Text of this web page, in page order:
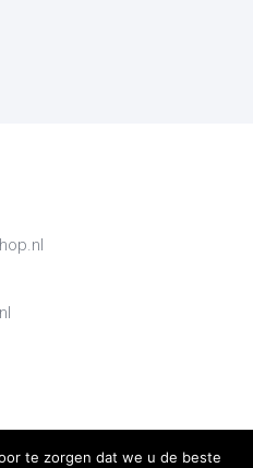
te zorgen dat we u de beste